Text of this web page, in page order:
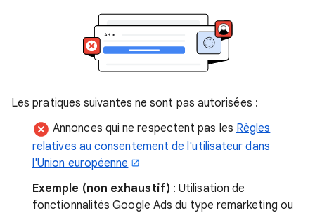
Les pratiques suivantes ne sont pas autorisées :
Annonces qui ne respectent pas les Règles
relatives au consentement de l'utilisateur dans
l'Union européenne
Exemple (non exhaustif) : Utilisation de
fonctionnalités Google Ads du type remarketing ou